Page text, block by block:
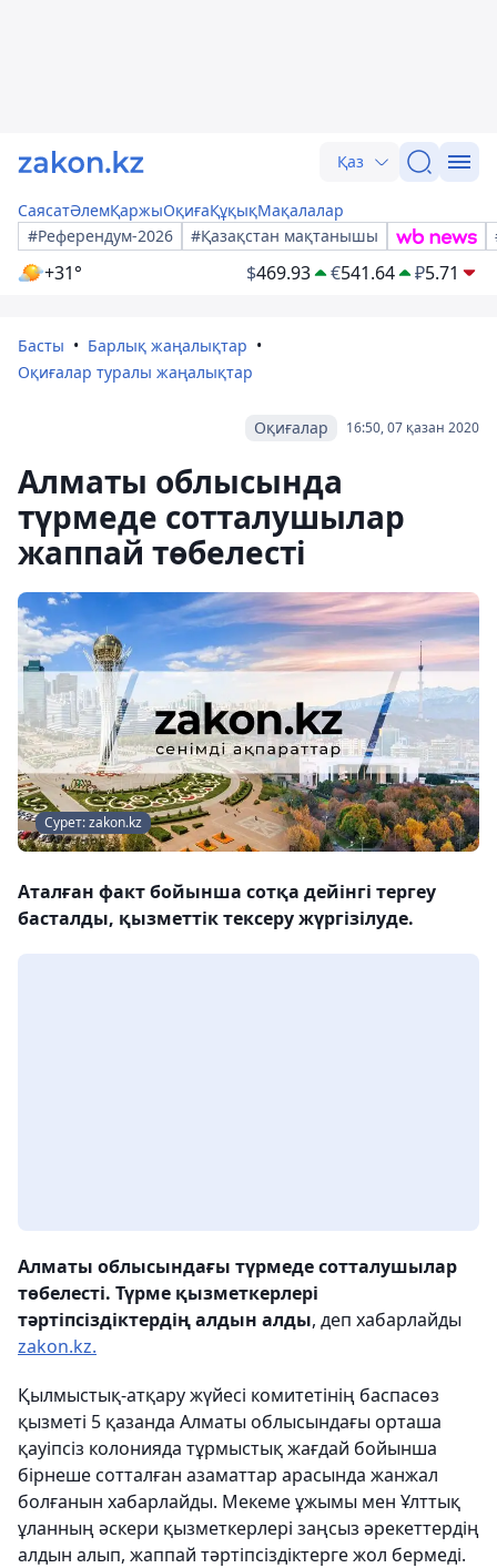
Қаз
СаясатӘлемҚаржыОқиғаҚұқықМақалалар
#Референдум-2026
#Қазақстан мақтанышы
+31° $469.93 €541.64 ₽5.71
Басты
Барлық жаңалықтар
Оқиғалар туралы жаңалықтар
16:50, 07 қазан 2020
Оқиғалар
Алматы облысында
түрмеде сотталушылар
жаппай төбелесті
Сурет: zakon.kz
Аталған факт бойынша сотқа дейінгі тергеу
басталды, қызметтік тексеру жүргізілуде.
Алматы облысындағы түрмеде сотталушылар
төбелесті. Түрме қызметкерлері
тәртіпсіздіктердің алдын алды, деп хабарлайды
zakon.kz.
Қылмыстық-атқару жүйесі комитетінің баспасөз
қызметі 5 қазанда Алматы облысындағы орташа
қауіпсіз колонияда тұрмыстық жағдай бойынша
бірнеше сотталған азаматтар арасында жанжал
болғанын хабарлайды. Мекеме ұжымы мен Ұлттық
ұланның әскери қызметкерлері заңсыз әрекеттердің
алдын алып, жаппай тәртіпсіздіктерге жол бермеді.